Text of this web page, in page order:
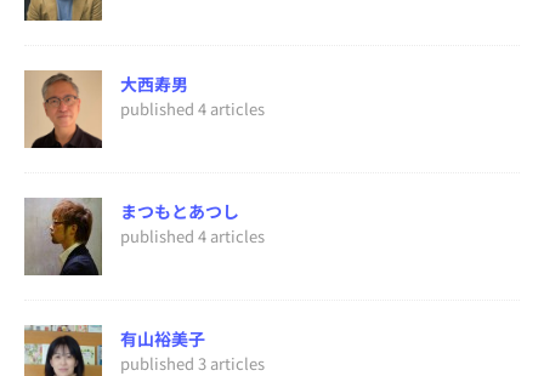
大西寿男
published 4 articles
まつもとあつし
published 4 articles
有山裕美子
published 3 articles